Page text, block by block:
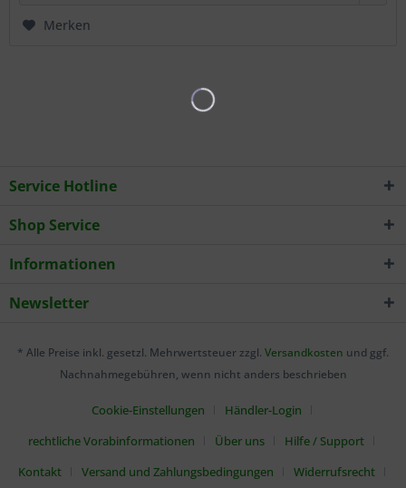
Merken
Service Hotline
Shop Service
Informationen
Newsletter
* Alle Preise inkl. gesetzl. Mehrwertsteuer zzgl. Versandkosten und ggf.
Nachnahmegebühren, wenn nicht anders beschrieben
Cookie-Einstellungen
Händler-Login
rechtliche Vorabinformationen
Über uns
Hilfe / Support
Kontakt
Versand und Zahlungsbedingungen Widerrufsrecht